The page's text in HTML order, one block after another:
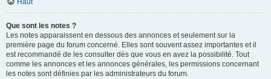
Haut
Que sont les notes ?
Les notes apparaissent en dessous des annonces et seulement sur la
première page du forum concerné. Elles sont souvent assez importantes et il
est recommandé de les consulter dès que vous en avez la possibilité. Tout
comme les annonces et les annonces générales, les permissions concernant
les notes sont définies par les administrateurs du forum.